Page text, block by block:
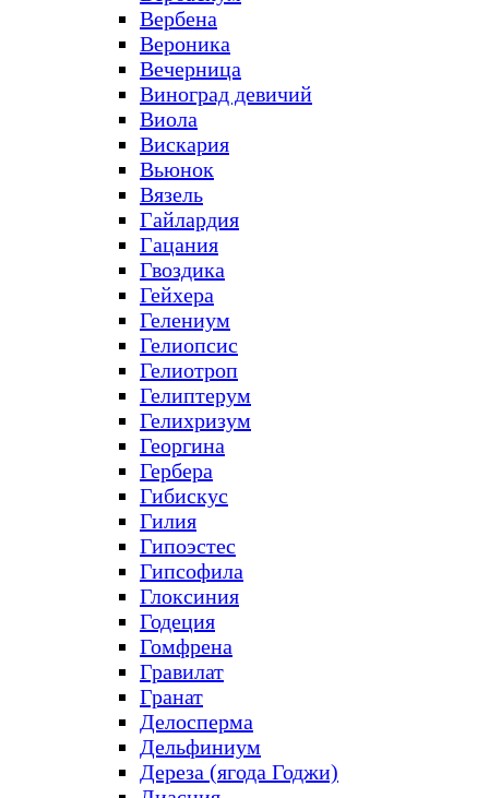
Вербена
Вероника
Вечерница
Виноград девичий
Виола
Вискария
Вьюнок
Вязель
Гайлардия
Гацания
Гвоздика
Гейхера
Гелениум
Гелиопсис
Гелиотроп
Гелиптерум
Гелихризум
Георгина
Гербера
Гибискус
Гилия
Гипоэстес
Гипсофила
Глоксиния
Годеция
Гомфрена
Гравилат
Гранат
Делосперма
Дельфиниум
Дереза (ягода Годжи)